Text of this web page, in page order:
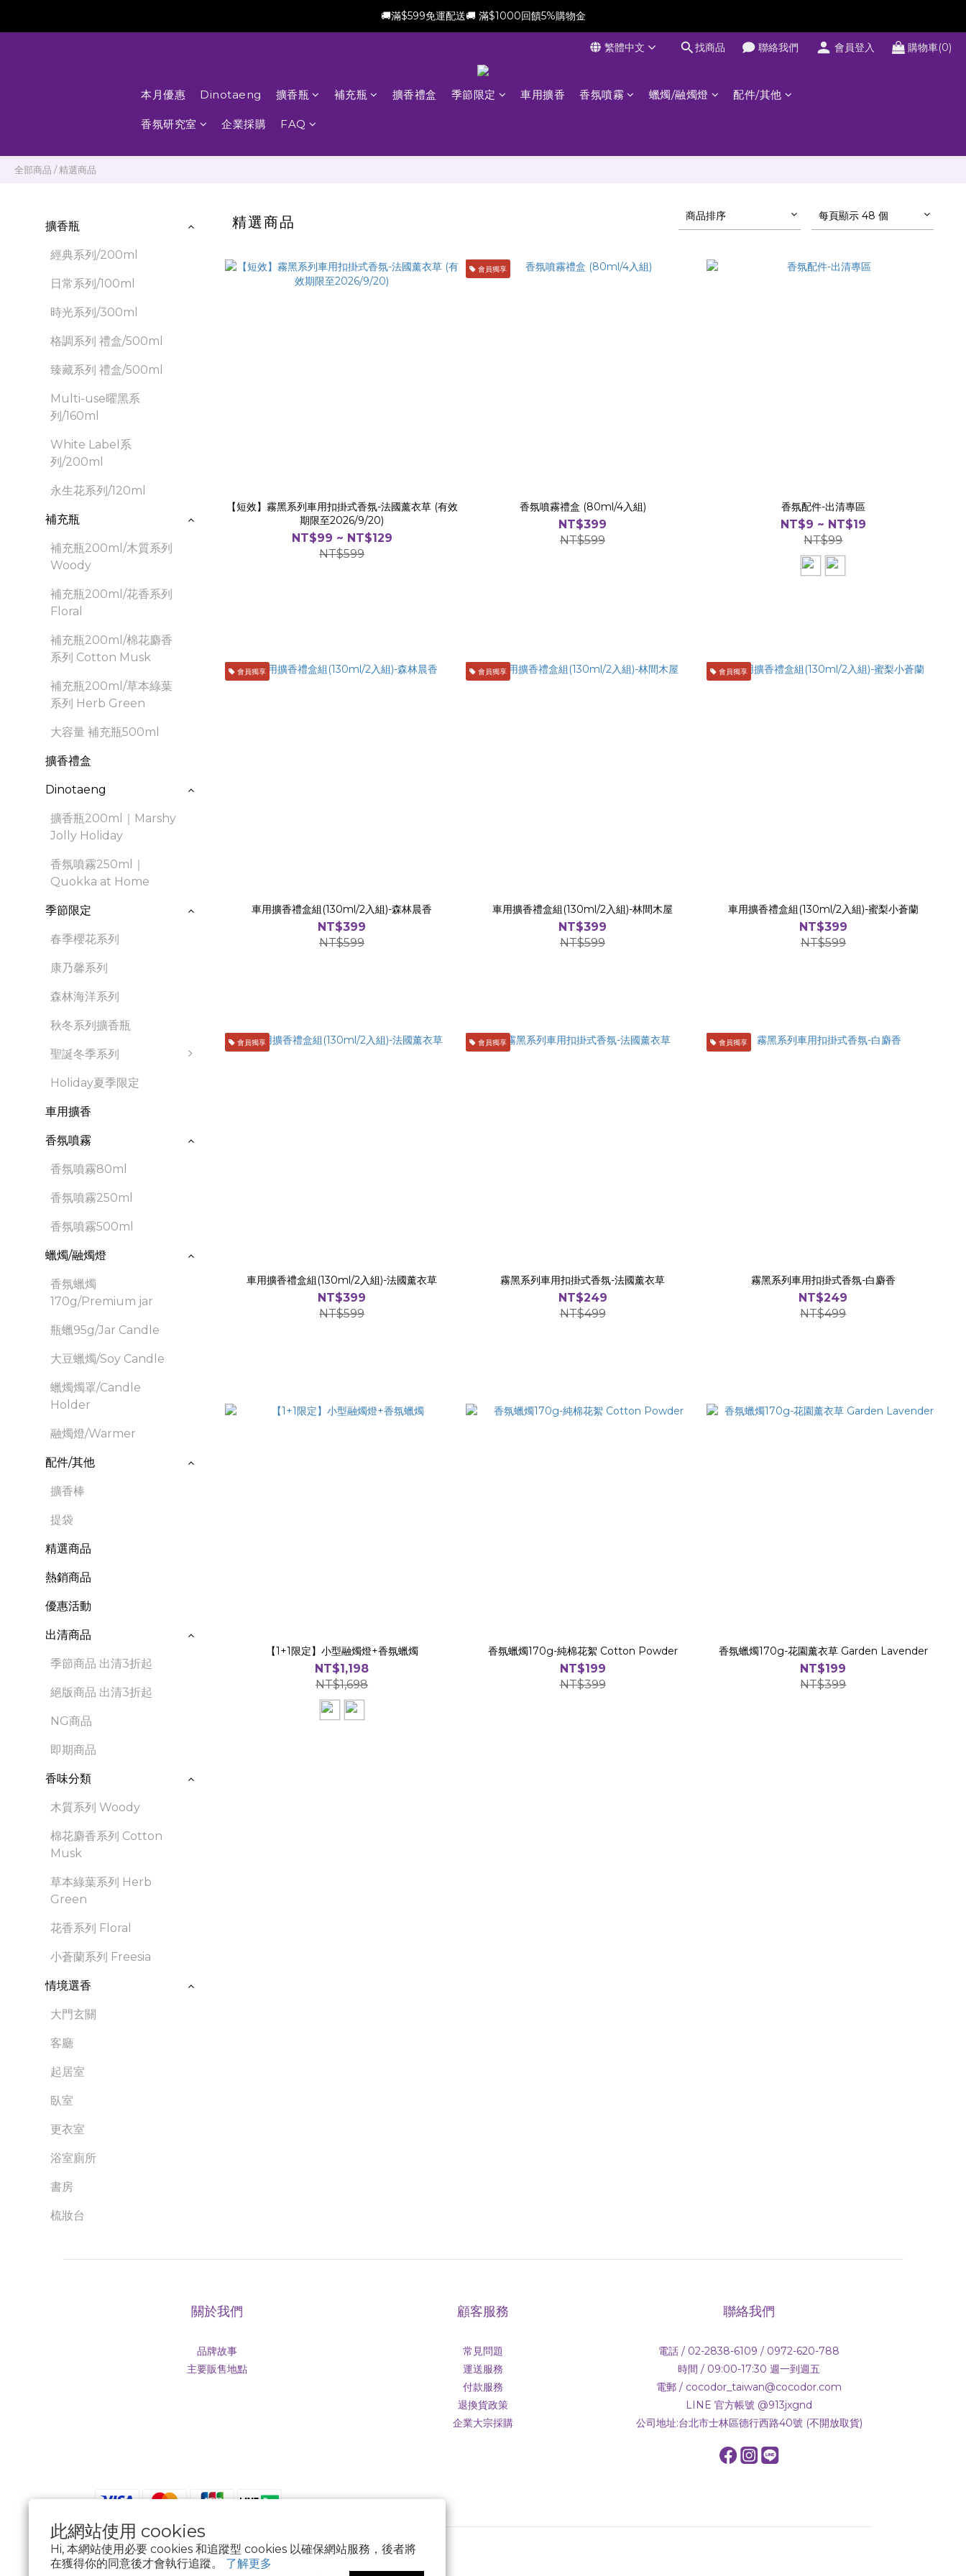
此網站使用 cookies
Hi, 本網站使用必要 cookies 和追蹤型 cookies 以確保網站服務，後者將
在獲得你的同意後才會執行追蹤。 了解更多
新會員加贈$100購物金(滿$699可折抵)
🚚滿$599免運配送🚚 滿$1000回饋5%購物金
繁體中文 找商品 聯絡我們 會員登入 購物車(0)
本月優惠 Dinotaeng 擴香瓶 補充瓶 擴香禮盒 季節限定 車用擴香 香氛噴霧 蠟燭/融燭燈 配件/其他
香氛研究室 企業採購 FAQ
全部商品 /精選商品
擴香瓶
經典系列/200ml
日常系列/100ml
時光系列/300ml
格調系列 禮盒/500ml
臻藏系列 禮盒/500ml
Multi-use曜黑系
列/160ml
White Label系
列/200ml
永生花系列/120ml
補充瓶
補充瓶200ml/木質系列
Woody
補充瓶200ml/花香系列
Floral
補充瓶200ml/棉花麝香
系列 Cotton Musk
補充瓶200ml/草本綠葉
系列 Herb Green
大容量 補充瓶500ml
擴香禮盒
Dinotaeng
擴香瓶200ml｜Marshy
Jolly Holiday
香氛噴霧250ml｜
Quokka at Home
季節限定
春季櫻花系列
康乃馨系列
森林海洋系列
秋冬系列擴香瓶
聖誕冬季系列
Holiday夏季限定
車用擴香
香氛噴霧
香氛噴霧80ml
香氛噴霧250ml
香氛噴霧500ml
蠟燭/融燭燈
香氛蠟燭
170g/Premium jar
瓶蠟95g/Jar Candle
大豆蠟燭/Soy Candle
蠟燭燭罩/Candle
Holder
融燭燈/Warmer
配件/其他
擴香棒
提袋
精選商品
熱銷商品
優惠活動
出清商品
季節商品 出清3折起
絕版商品 出清3折起
NG商品
即期商品
香味分類
木質系列 Woody
棉花麝香系列 Cotton
Musk
草本綠葉系列 Herb
Green
花香系列 Floral
小蒼蘭系列 Freesia
情境選香
大門玄關
客廳
起居室
臥室
更衣室
浴室廁所
書房
梳妝台
精選商品 商品排序 每頁顯示 48 個
【短效】霧黑系列車用扣掛式香氛-法國薰衣草 (有效
期限至2026/9/20)
NT$99 ~ NT$129
NT$599
會員獨享
香氛噴霧禮盒 (80ml/4入組)
NT$399
NT$599
香氛配件-出清專區
NT$9 ~ NT$19
NT$99
會員獨享
車用擴香禮盒組(130ml/2入組)-森林晨香
NT$399
NT$599
會員獨享
車用擴香禮盒組(130ml/2入組)-林間木屋
NT$399
NT$599
會員獨享
車用擴香禮盒組(130ml/2入組)-蜜梨小蒼蘭
NT$399
NT$599
會員獨享
車用擴香禮盒組(130ml/2入組)-法國薰衣草
NT$399
NT$599
會員獨享
霧黑系列車用扣掛式香氛-法國薰衣草
NT$249
NT$499
會員獨享
霧黑系列車用扣掛式香氛-白麝香
NT$249
NT$499
【1+1限定】小型融燭燈+香氛蠟燭
NT$1,198
NT$1,698
香氛蠟燭170g-純棉花絮 Cotton Powder
NT$199
NT$399
香氛蠟燭170g-花園薰衣草 Garden Lavender
NT$199
NT$399
關於我們
品牌故事
主要販售地點
顧客服務
常見問題
運送服務
付款服務
退換貨政策
企業大宗採購
聯絡我們
電話 / 02-2838-6109 / 0972-620-788
時間 / 09:00-17:30 週一到週五
電郵 / cocodor_taiwan@cocodor.com
LINE 官方帳號 @913jxgnd
公司地址:台北市士林區德行西路40號 (不開放取貨)
$ TWD 繁體中文